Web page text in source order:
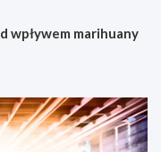
wpływem marihuany